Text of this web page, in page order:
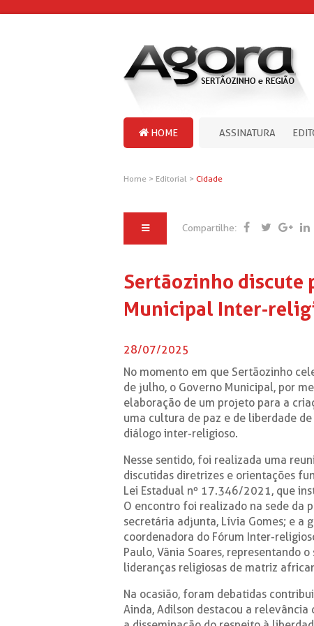
HOME ASSINATURA
Home > Editorial > Cidade
Compartilhe:
Sertãozinho discute
Municipal Inter-
28/07/2025
No momento em que Sertãozinho
de julho, o Governo Municipal, por
elaboração de um projeto para a
uma cultura de paz e de liberdade
diálogo inter-religioso.
Nesse sentido, foi realizada uma
discutidas diretrizes e orientações
Lei Estadual nº 17.346/2021, que
O encontro foi realizado na sede da
secretária adjunta, Lívia Gomes; e a
coordenadora do Fórum Inter-
Paulo, Vânia Soares, representando
lideranças religiosas de matriz
Na ocasião, foram debatidas
Ainda, Adilson destacou a